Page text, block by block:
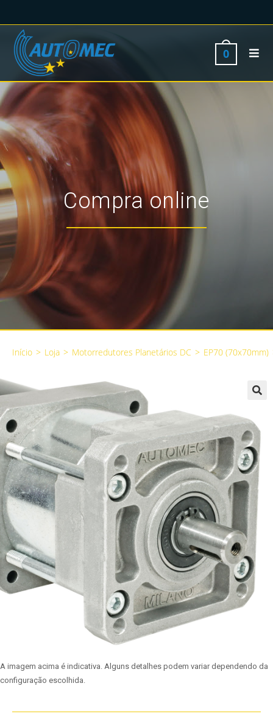
0
Compra online
Início > Loja > Motorredutores Planetários DC > EP70 (70x70mm)
A imagem acima é indicativa. Alguns detalhes podem variar dependendo da
configuração escolhida.